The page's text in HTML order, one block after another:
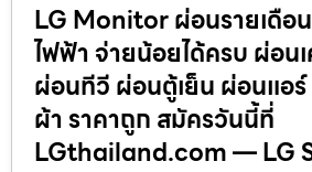
LG Monitor ผ่อนรายเดือ
ไฟฟ้า จ่ายน้อยได้ครบ ผ่อน
ผ่อนทีวี ผ่อนตู้เย็น ผ่อนแอ
ผ้า ราคาถูก สมัครวันนี้ที่
LGthailand.com — LG